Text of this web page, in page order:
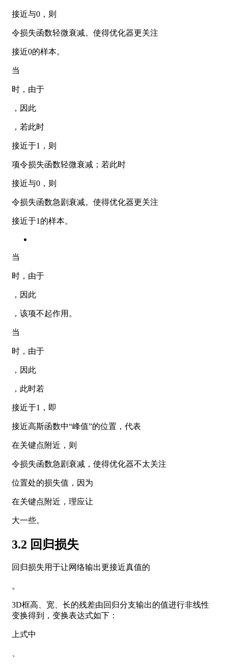
接近与0，则
令损失函数轻微衰减。使得优化器更关注
接近0的样本。
当
时，由于
，因此
，若此时
接近于1，则
项令损失函数轻微衰减；若此时
接近与0，则
令损失函数急剧衰减。使得优化器更关注
接近于1的样本。
当
时，由于
，因此
，该项不起作用。
当
时，由于
，因此
，此时若
接近于1，即
接近高斯函数中“峰值”的位置，代表
在关键点附近，则
令损失函数急剧衰减，使得优化器不太关注
位置处的损失值，因为
在关键点附近，理应让
大一些。
3.2 回归损失
回归损失用于让网络输出更接近真值的
。
3D框高、宽、长的残差由回归分支输出的值进行非线性
变换得到，变换表达式如下：
上式中
、